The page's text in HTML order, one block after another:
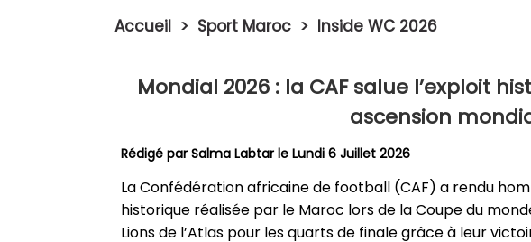
Accueil > Sport Maroc > Inside WC 2026
Mondial 2026 : la CAF salue l’exploit
ascension
Rédigé parSalma Labtarle Lundi 6 Juillet 2026
La Confédération africaine de football (CAF) a rendu
historique réalisée par le Maroc lors de la Coupe du
Lions de l’Atlas pour les quarts de finale grâce à leur